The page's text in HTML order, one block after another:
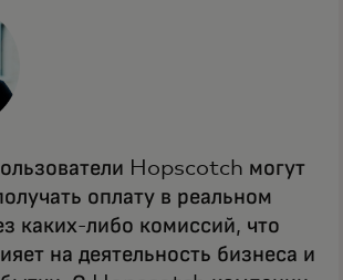
Hopscotch могут
оплату в реальном
каких-либо комиссий, что
на деятельность бизнеса и